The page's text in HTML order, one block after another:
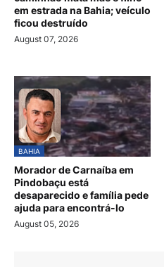
em estrada na Bahia; veículo
ficou destruído
August 07, 2026
BAHIA
Morador de Carnaíba em
Pindobaçu está
desaparecido e família pede
ajuda para encontrá-lo
August 05, 2026